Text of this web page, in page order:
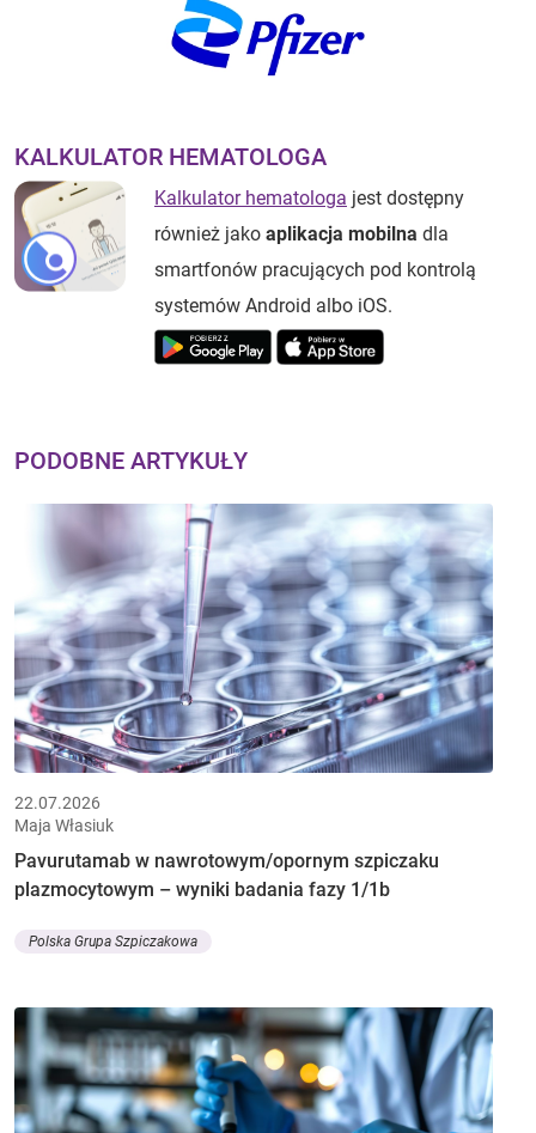
KALKULATOR HEMATOLOGA
Kalkulator hematologa jest dostępny
również jako aplikacja mobilna dla
smartfonów pracujących pod kontrolą
systemów Android albo iOS.
PODOBNE ARTYKUŁY
22.07.2026
Maja Własiuk
Pavurutamab w nawrotowym/opornym szpiczaku
plazmocytowym – wyniki badania fazy 1/1b
Polska Grupa Szpiczakowa